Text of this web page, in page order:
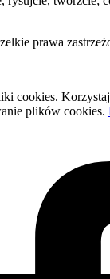
prawa
cookies.
plików cookies.